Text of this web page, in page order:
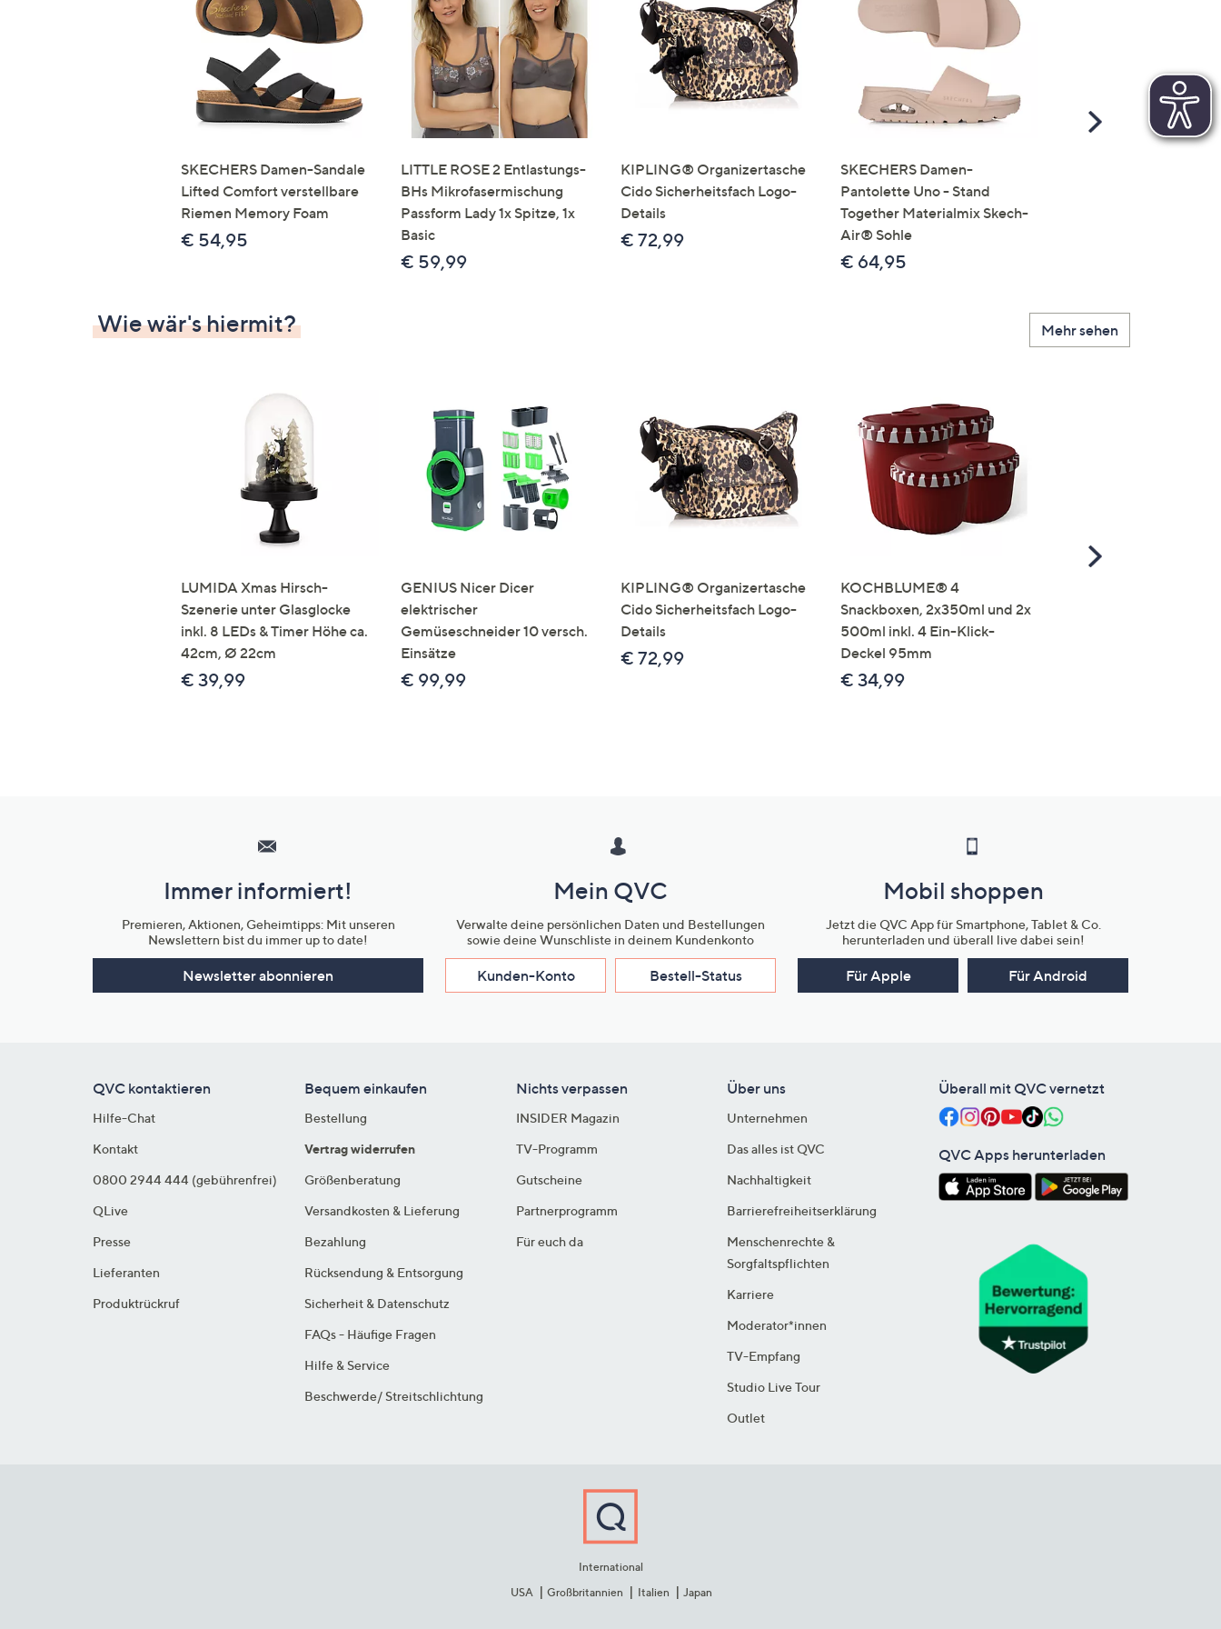
Touch-
Geräten
nach
links
bzw.
rechts,
um
diese
anzuzeigen.
SKECHERS Damen-Sandale
Lifted Comfort verstellbare
Riemen Memory Foam
€ 54,95
LITTLE ROSE 2 Entlastungs-
BHs Mikrofasermischung
Passform Lady 1x Spitze, 1x
Basic
€ 59,99
KIPLING® Organizertasche
Cido Sicherheitsfach Logo-
Details
€ 72,99
SKECHERS Damen-
Pantolette Uno - Stand
Together Materialmix Skech-
Air® Sohle
€ 64,95
Scroll
Wie wär's hiermit? Mehr sehen
LUMIDA Xmas Hirsch-
Szenerie unter Glasglocke
inkl. 8 LEDs & Timer Höhe ca.
42cm, Ø 22cm
€ 39,99
GENIUS Nicer Dicer
elektrischer
Gemüseschneider 10 versch.
Einsätze
€ 99,99
KIPLING® Organizertasche
Cido Sicherheitsfach Logo-
Details
€ 72,99
KOCHBLUME® 4
Snackboxen, 2x350ml und 2x
500ml inkl. 4 Ein-Klick-
Deckel 95mm
€ 34,99
Scroll
Unternehmensinformationen
Immer informiert!
Premieren, Aktionen, Geheimtipps: Mit unseren
Newslettern bist du immer up to date!
Newsletter abonnieren
Mein QVC
Verwalte deine persönlichen Daten und Bestellungen
sowie deine Wunschliste in deinem Kundenkonto
Kunden-Konto Bestell-Status
Mobil shoppen
Jetzt die QVC App für Smartphone, Tablet & Co.
herunterladen und überall live dabei sein!
Für Apple Für Android
QVC kontaktieren
Hilfe-Chat
Kontakt
0800 2944 444 (gebührenfrei)
QLive
Presse
Lieferanten
Produktrückruf
Bequem einkaufen
Bestellung
Vertrag widerrufen
Größenberatung
Versandkosten & Lieferung
Bezahlung
Rücksendung & Entsorgung
Sicherheit & Datenschutz
FAQs - Häufige Fragen
Hilfe & Service
Beschwerde/ Streitschlichtung
Nichts verpassen
INSIDER Magazin
TV-Programm
Gutscheine
Partnerprogramm
Für euch da
Über uns
Unternehmen
Das alles ist QVC
Nachhaltigkeit
Barrierefreiheitserklärung
Menschenrechte &
Sorgfaltspflichten
Karriere
Moderator*innen
TV-Empfang
Studio Live Tour
Outlet
Überall mit QVC vernetzt
QVC Apps herunterladen
International
USA
Großbritannien Italien Japan